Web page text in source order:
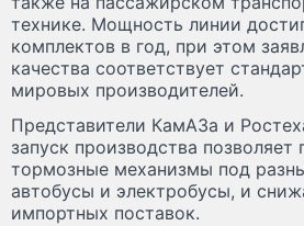
технике. Мощность линии
комплектов в год, при этом
качества соответствует
мировых производителей.
Представители КамАЗа и
запуск производства позволяет
тормозные механизмы под
автобусы и электробусы, и
импортных поставок.